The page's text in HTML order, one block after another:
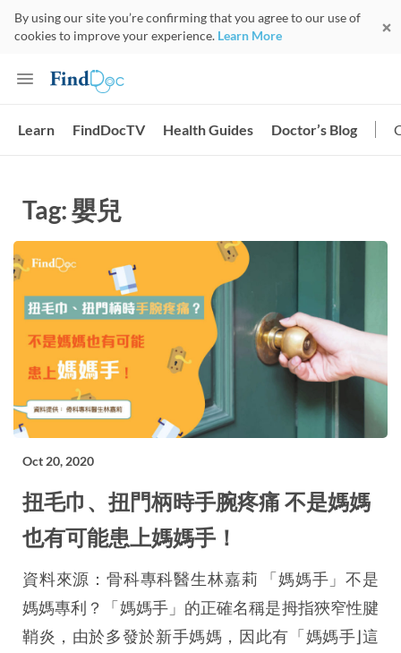
By using our site you’re confirming that you agree to our use of
cookies to improve your experience. Learn More
Learn FindDocTV Health Guides Doctor’s Blog
Tag: 嬰兒
Oct 20, 2020
扭毛巾、扭門柄時手腕疼痛 不是媽媽
也有可能患上媽媽手！
資料來源：骨科專科醫生林嘉莉 「媽媽手」不是
媽媽專利？「媽媽手」的正確名稱是拇指狹窄性腱
鞘炎，由於多發於新手媽媽，因此有「媽媽手⌋這